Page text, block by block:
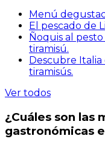
Menú
El pescado de
Ñoquis al
tiramisú.
Descubre Italia
tiramisús.
Ver todos
¿Cuáles son las
gastronómicas